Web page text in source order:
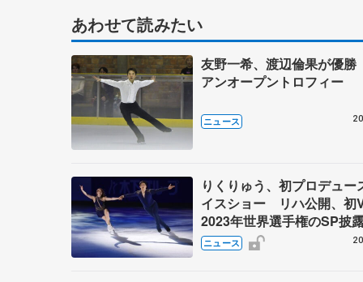
あわせて読みたい
友野一希、渡辺倫果が優
アンオープントロフィー
ニュース
りくりゅう、初プロデュー
イスショー リハ公開、初
2023年世界選手権のSP
ゼボロ、チョクベイら豪華
ーが来日
ニュース